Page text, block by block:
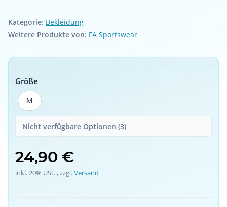
Kategorie: Bekleidung
Weitere Produkte von: FA Sportswear
Größe
M
M
Nicht verfügbare Optionen (3)
24,90 €
inkl. 20% USt. , zzgl.Versand